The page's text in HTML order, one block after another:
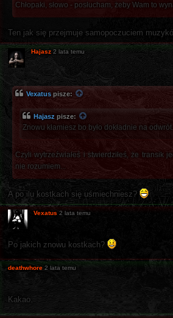
Chłopaki, słowo - posłucham, żeby Wam to
Ten jak się przejmuje samopoczuciem
Hajasz 2 lata temu
Vexatus pisze:
Hajasz pisze:
Znowu kłamiesz bo było dokładnie na odwrót.
Czyli wytrzeźwiałeś i stwierdziłeś, że transik
nie rozumiem...
A po ilu kostkach się uśmiechniesz?
Vexatus 2 lata temu
Po jakich znowu kostkach?
deathwhore 2 lata temu
Kakao.